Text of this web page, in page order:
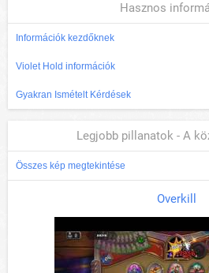
Hasznos
Információk kezdőknek
Violet Hold információk
Gyakran Ismételt Kérdések
Legjobb pillanatok - A
Összes kép megtekintése
Overkill